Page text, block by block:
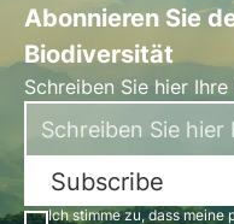
Abonnieren Sie
Biodiversität
Schreiben Sie hier
Subscribe
Ich stimme zu, dass meine